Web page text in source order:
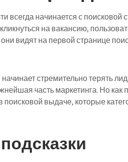
всегда начинается с поисковой
на вакансию,
видят на первой странице
стремительно терять
часть маркетинга. Но как
выдаче, которые